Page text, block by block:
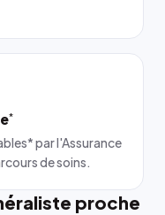
*
par l'Assurance
de soins.
proche